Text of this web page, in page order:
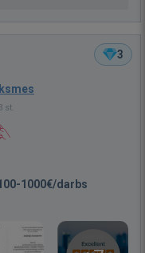
3
st.
1000€/darbs